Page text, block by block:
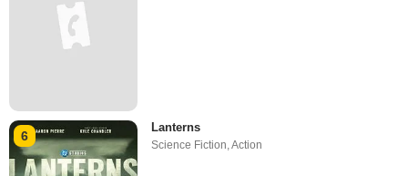
6
Lanterns
Science Fiction,Action